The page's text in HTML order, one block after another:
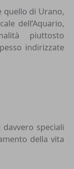
quello di Urano,
dell’Aquario,
piuttosto
indirizzate
speciali
della vita